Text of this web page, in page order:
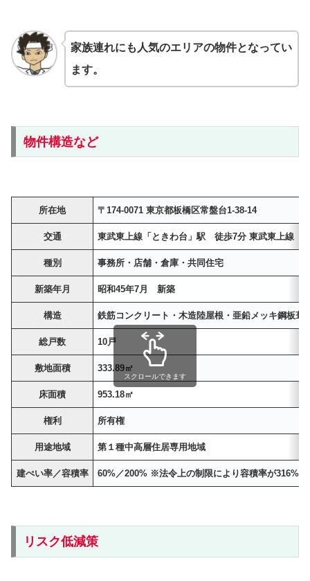
家族連れにも人気のエリアの物件となってい
ます。
物件構造など
所在地 〒174-0071 東京都板橋区常盤台1-38-14
交通 東武東上線「ときわ台」駅 徒歩7分 東武東上線「
種別 事務所・店舗・倉庫・共同住宅
新築年月 昭和45年7月 新築
構造 鉄筋コンクリート・木造陸屋根・亜鉛メッキ鋼板葺
総戸数 10戸
敷地面積 333.89㎡
床面積 953.18㎡
権利 所有権
用途地域 第１種中高層住居専用地域
建ぺい率／容積率 60%／200% ※法令上の制限により容積率が316%
スクロールできます
リスク低減策